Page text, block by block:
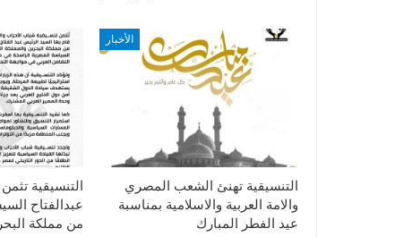
التنسيقية
عبدالفتاح
من مملكة
الأخبار
التنسيقية تهنئ الشعب المصري
والامة العربية والاسلامية بمناسبة
عيد الفطر المبارك